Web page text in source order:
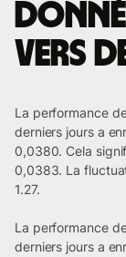
vers
La performance
derniers jours a
0,0380. Cela
0,0383. La
1.27.
La performance
derniers jours a